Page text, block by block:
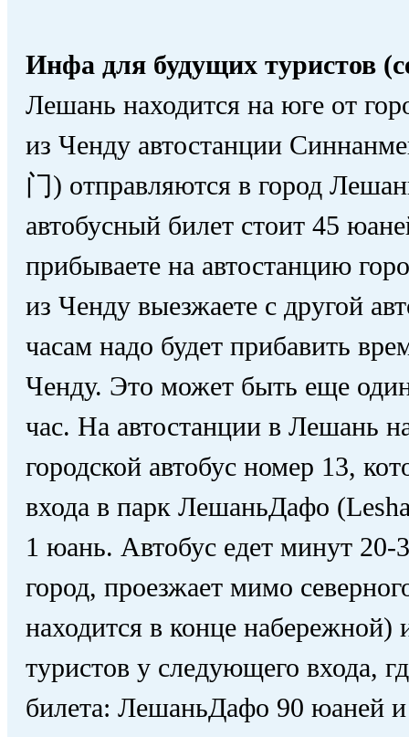
Инфа для будущих туристов
Лешань находится на юге от
из Ченду автостанции
门) отправляются в город
автобусный билет стоит 45
прибываете на автостанцию
из Ченду выезжаете с другой
часам надо будет прибавить
Ченду. Это может быть еще
час. На автостанции в Лешань
городской автобус номер 13,
входа в парк ЛешаньДафо
1 юань. Автобус едет минут 20-
город, проезжает мимо
находится в конце набережной)
туристов у следующего входа,
билета: ЛешаньДафо 90 юаней